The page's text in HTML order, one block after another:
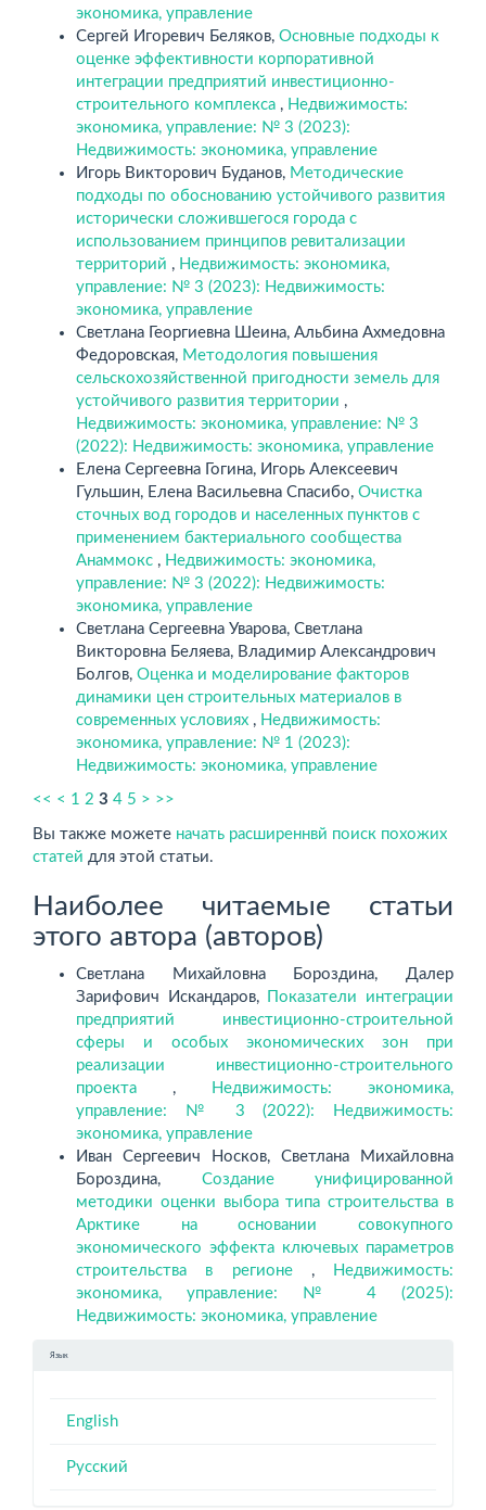
экономика, управление
Сергей Игоревич Беляков, Основные подходы к
оценке эффективности корпоративной
интеграции предприятий инвестиционно-
строительного комплекса , Недвижимость:
экономика, управление: № 3 (2023):
Недвижимость: экономика, управление
Игорь Викторович Буданов, Методические
подходы по обоснованию устойчивого развития
исторически сложившегося города с
использованием принципов ревитализации
территорий , Недвижимость: экономика,
управление: № 3 (2023): Недвижимость:
экономика, управление
Светлана Георгиевна Шеина, Альбина Ахмедовна
Федоровская, Методология повышения
сельскохозяйственной пригодности земель для
устойчивого развития территории ,
Недвижимость: экономика, управление: № 3
(2022): Недвижимость: экономика, управление
Елена Сергеевна Гогина, Игорь Алексеевич
Гульшин, Елена Васильевна Спасибо, Очистка
сточных вод городов и населенных пунктов с
применением бактериального сообщества
Анаммокс , Недвижимость: экономика,
управление: № 3 (2022): Недвижимость:
экономика, управление
Светлана Сергеевна Уварова, Светлана
Викторовна Беляева, Владимир Александрович
Болгов, Оценка и моделирование факторов
динамики цен строительных материалов в
современных условиях , Недвижимость:
экономика, управление: № 1 (2023):
Недвижимость: экономика, управление
<< < 1 2 3 4 5 > >>
Вы также можете начать расширеннвй поиск похожих
статей для этой статьи.
Наиболее читаемые статьи
этого автора (авторов)
Светлана Михайловна Бороздина, Далер
Зарифович Искандаров,
Показатели интеграции
предприятий инвестиционно-строительной
сферы и особых экономических зон при
реализации инвестиционно-строительного
проекта ,
Недвижимость: экономика,
управление: № 3 (2022): Недвижимость:
экономика, управление
Иван Сергеевич Носков, Светлана Михайловна
Бороздина, Создание унифицированной
методики оценки выбора типа строительства в
Арктике на основании совокупного
экономического эффекта ключевых параметров
строительства в регионе ,
Недвижимость:
экономика, управление: № 4 (2025):
Недвижимость: экономика, управление
Язык
English
Русский